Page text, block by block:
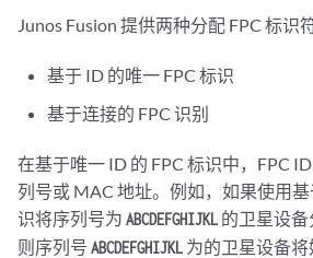
Junos Fusion 提供两种分配 FPC 标识
基于 ID 的唯一 FPC 标识
基于连接的 FPC 识别
在基于唯一 ID 的 FPC 标识中，FPC
列号或 MAC 地址。例如，如果使用基
识将序列号为 ABCDEFGHIJKL 的卫星设备
则序列号 ABCDEFGHIJKL 为的卫星设备将